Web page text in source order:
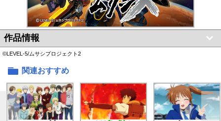
作品情報
©LEVEL-5/ムサシプロジェクト2
関連おすすめ